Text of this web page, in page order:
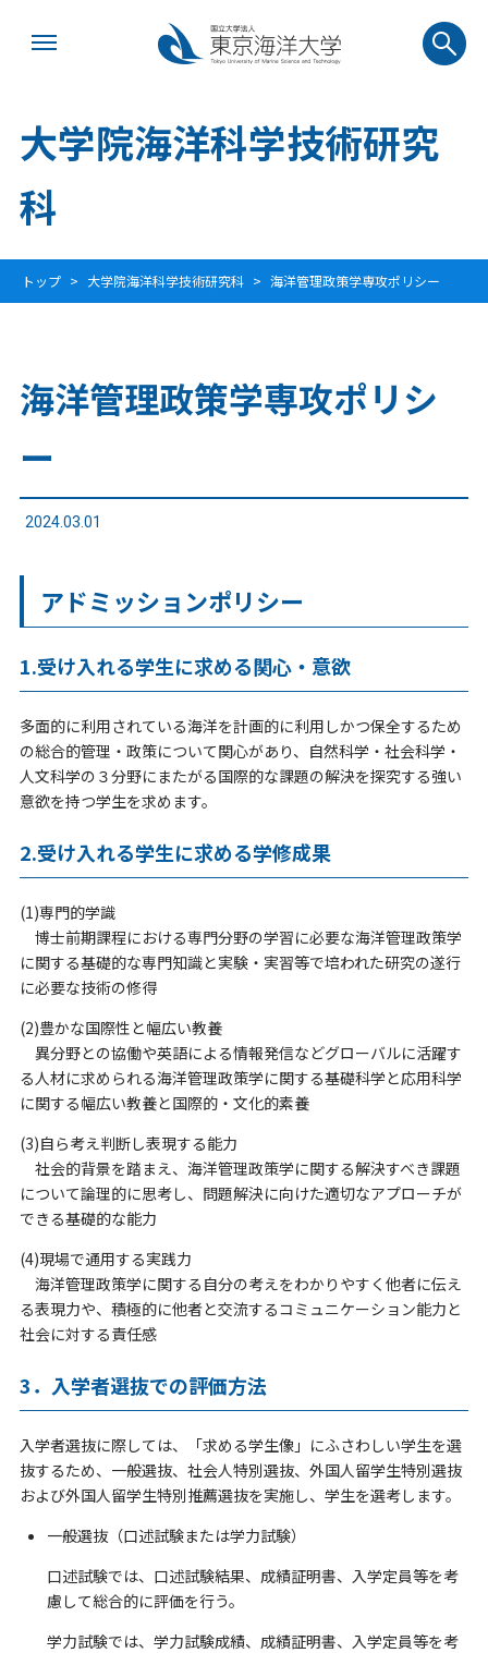
大学院海洋科学技術研究
科
トップ 大学院海洋科学技術研究科 海洋管理政策学専攻ポリシー
海洋管理政策学専攻ポリシ
ー
2024.03.01
アドミッションポリシー
1.受け入れる学生に求める関心・意欲
多面的に利用されている海洋を計画的に利用しかつ保全するため
の総合的管理・政策について関心があり、自然科学・社会科学・
人文科学の３分野にまたがる国際的な課題の解決を探究する強い
意欲を持つ学生を求めます。
2.受け入れる学生に求める学修成果
(1)専門的学識
博士前期課程における専門分野の学習に必要な海洋管理政策学
に関する基礎的な専門知識と実験・実習等で培われた研究の遂行
に必要な技術の修得
(2)豊かな国際性と幅広い教養
異分野との協働や英語による情報発信などグローバルに活躍す
る人材に求められる海洋管理政策学に関する基礎科学と応用科学
に関する幅広い教養と国際的・文化的素養
(3)自ら考え判断し表現する能力
社会的背景を踏まえ、海洋管理政策学に関する解決すべき課題
について論理的に思考し、問題解決に向けた適切なアプローチが
できる基礎的な能力
(4)現場で通用する実践力
海洋管理政策学に関する自分の考えをわかりやすく他者に伝え
る表現力や、積極的に他者と交流するコミュニケーション能力と
社会に対する責任感
3．入学者選抜での評価方法
入学者選抜に際しては、「求める学生像」にふさわしい学生を選
抜するため、一般選抜、社会人特別選抜、外国人留学生特別選抜
および外国人留学生特別推薦選抜を実施し、学生を選考します。
一般選抜（口述試験または学力試験）
口述試験では、口述試験結果、成績証明書、入学定員等を考
慮して総合的に評価を行う。
学力試験では、学力試験成績、成績証明書、入学定員等を考